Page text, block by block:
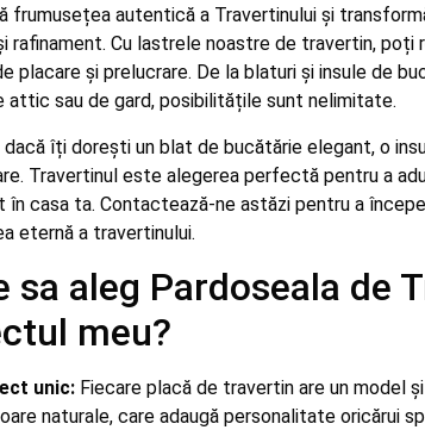
frumusețea autentică a Travertinului și
rafinament. Cu lastrele noastre de travertin, poți
placare și prelucrare. De la blaturi și insule de
attic sau de gard, posibilitățile sunt nelimitate.
îți dorești un blat de bucătărie elegant, o
Travertinul este alegerea perfectă pentru a
în casa ta. Contactează-ne astăzi pentru a
eternă a travertinului.
sa aleg Pardoseala de
meu?
unic: Fiecare placă de travertin are un model
naturale, care adaugă personalitate oricărui